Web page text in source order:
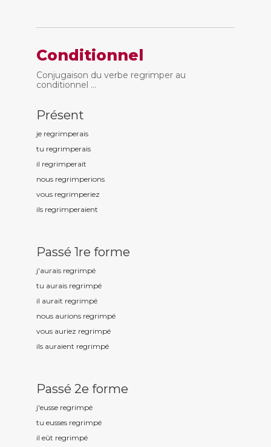
Conditionnel
Conjugaison du verbe regrimper au
conditionnel ...
Présent
je regrimperais
tu regrimperais
il regrimperait
nous regrimperions
vous regrimperiez
ils regrimperaient
Passé 1re forme
j'aurais regrimpé
tu aurais regrimpé
il aurait regrimpé
nous aurions regrimpé
vous auriez regrimpé
ils auraient regrimpé
Passé 2e forme
j'eusse regrimpé
tu eusses regrimpé
il eût regrimpé